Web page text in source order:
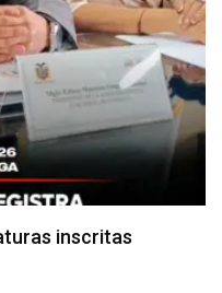
alta afluencia de